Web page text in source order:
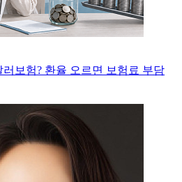
러보험? 환율 오르면 보험료 부담